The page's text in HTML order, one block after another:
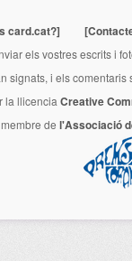
card.cat?]
els vostres escrits i
signats, i els
la llicencia Creative
de l'Associació